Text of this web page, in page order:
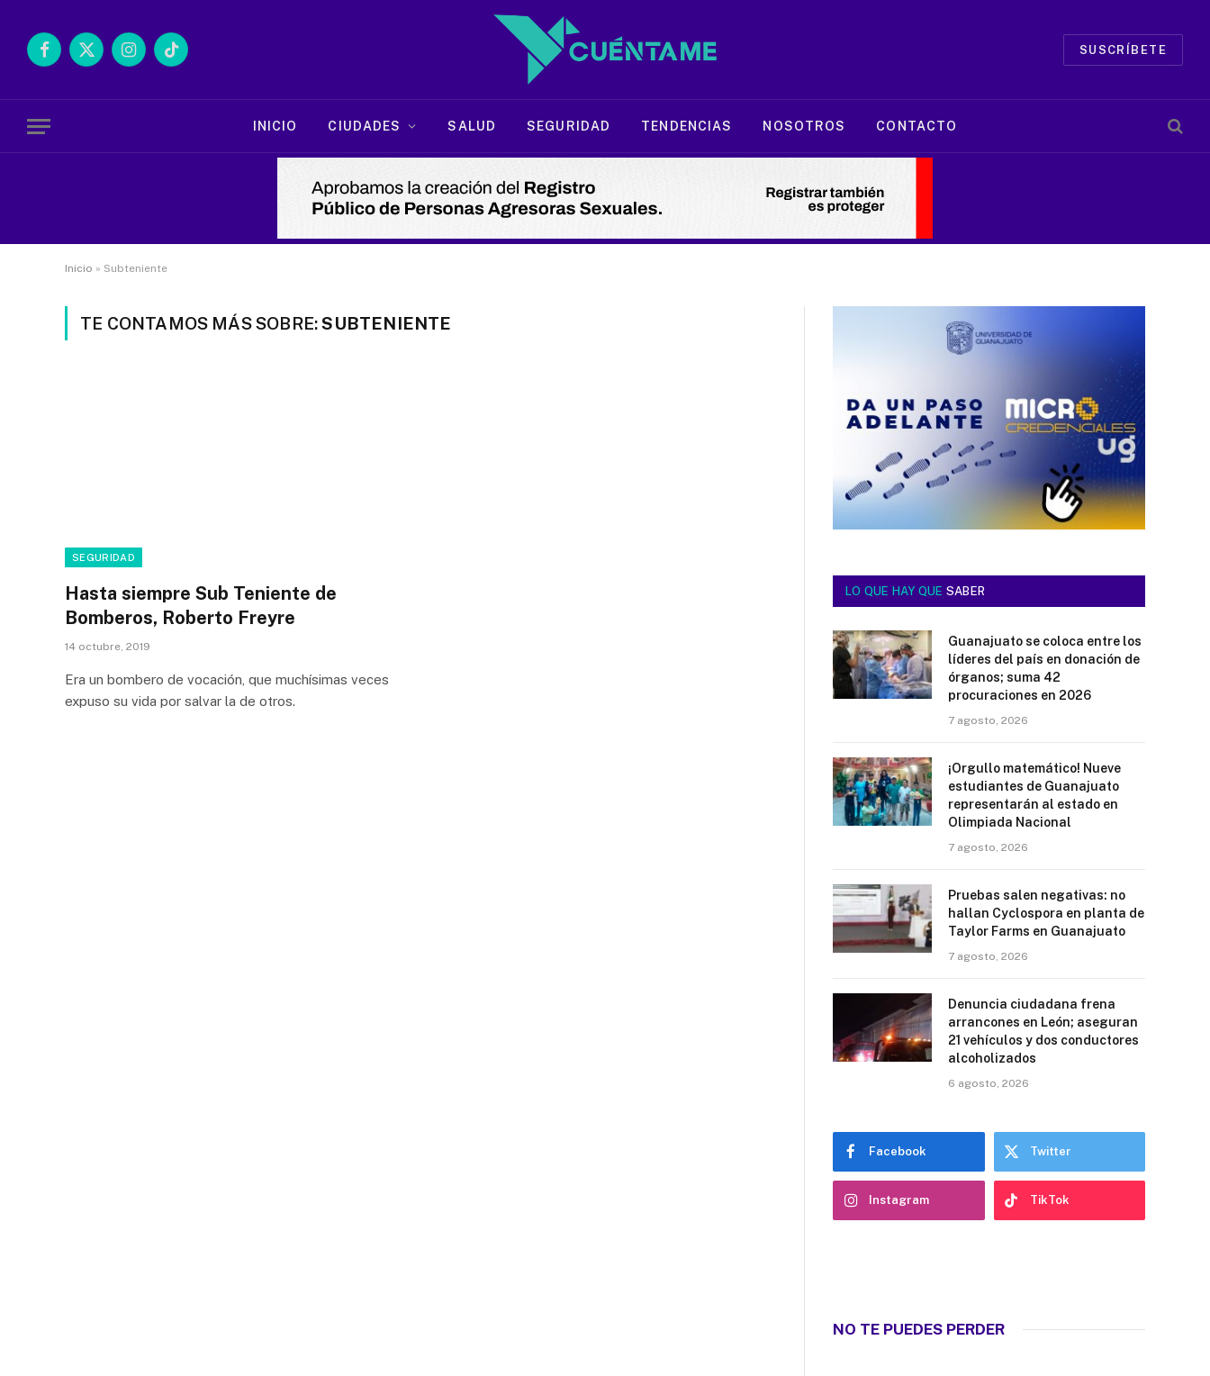
Facebook
X
InstagramTikTok
SUSCRÍBETE
INICIO CIUDADES SALUD SEGURIDAD TENDENCIAS NOSOTROS CONTACTO
Inicio » Subteniente
TE CONTAMOS MÁS SOBRE:SUBTENIENTE
SEGURIDAD
Hasta siempre Sub Teniente de
Bomberos, Roberto Freyre
14 octubre, 2019
Era un bombero de vocación, que muchísimas veces
expuso su vida por salvar la de otros.
LO QUE HAY QUE SABER
Guanajuato se coloca entre los
líderes del país en donación de
órganos; suma 42
procuraciones en 2026
7 agosto, 2026
¡Orgullo matemático! Nueve
estudiantes de Guanajuato
representarán al estado en
Olimpiada Nacional
7 agosto, 2026
Pruebas salen negativas: no
hallan Cyclospora en planta de
Taylor Farms en Guanajuato
7 agosto, 2026
Denuncia ciudadana frena
arrancones en León; aseguran
21 vehículos y dos conductores
alcoholizados
6 agosto, 2026
Facebook Twitter
Instagram TikTok
NO TE PUEDES PERDER